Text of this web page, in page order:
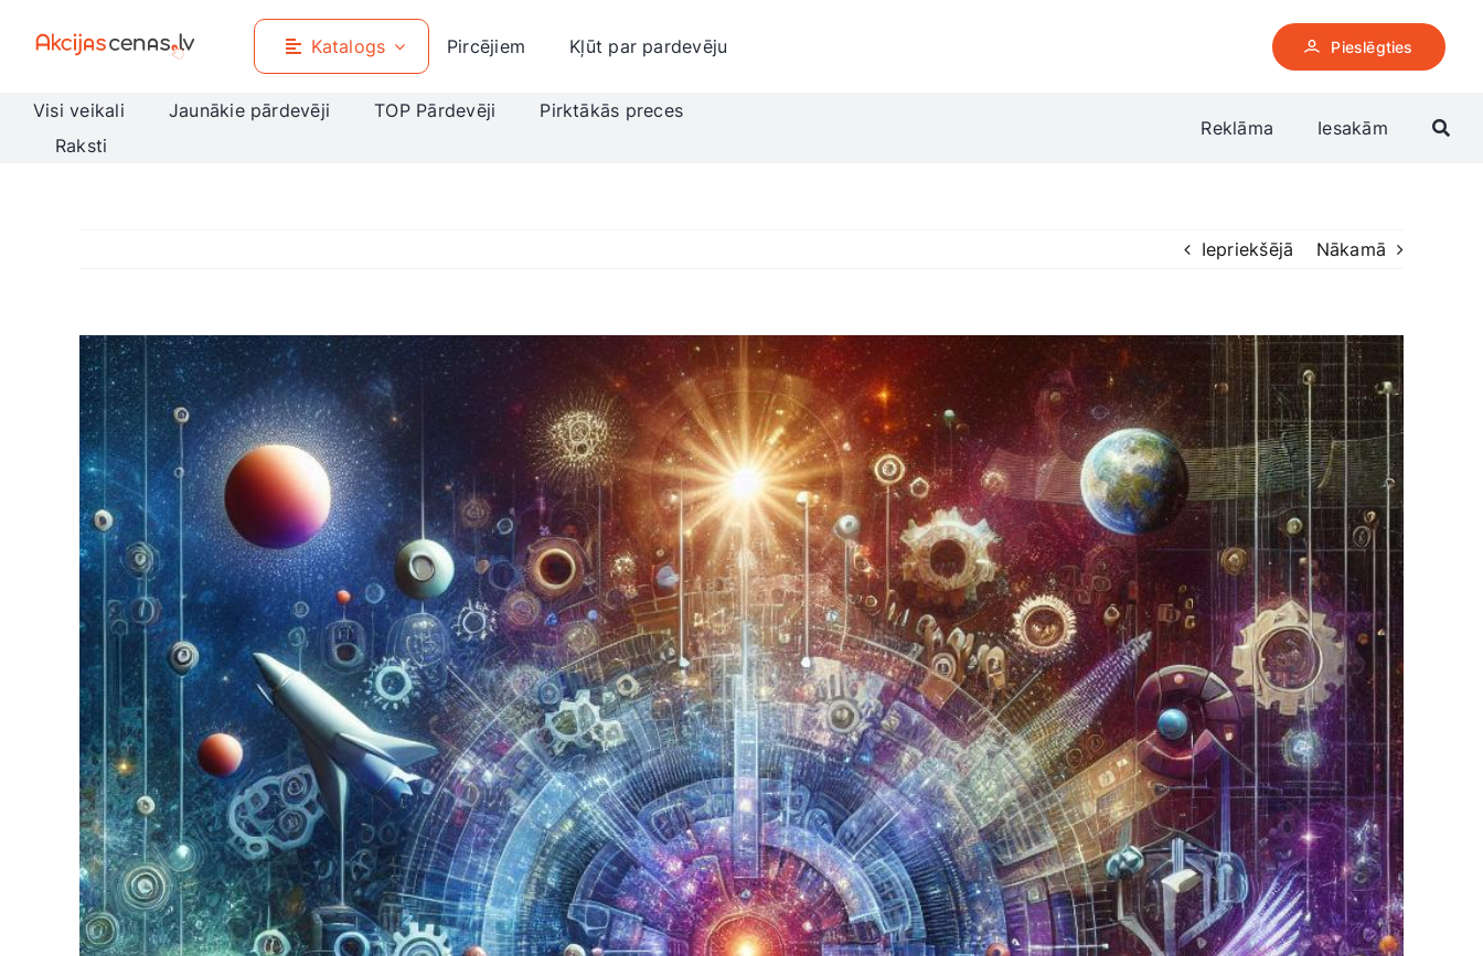
Katalogs Pircējiem Kļūt par pardevēju Pieslēgties
Visi veikali Jaunākie pārdevēji TOP Pārdevēji
Pirktākās preces
Raksti
Reklāma Iesakām
Iepriekšējā Nākamā
View
Larger
Image